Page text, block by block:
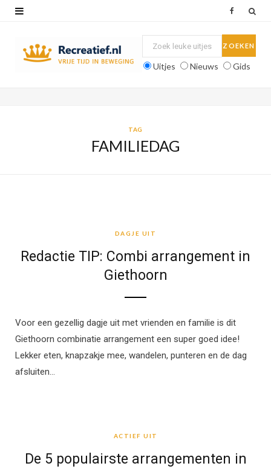
Uitjes Nieuws Gids
TAG
FAMILIEDAG
DAGJE UIT
Redactie TIP: Combi arrangement in
Giethoorn
Voor een gezellig dagje uit met vrienden en familie is dit
Giethoorn combinatie arrangement een super goed idee!
Lekker eten, knapzakje mee, wandelen, punteren en de dag
afsluiten…
ACTIEF UIT
De 5 populairste arrangementen in